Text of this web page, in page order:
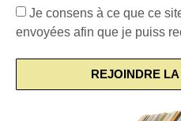
Je consens à ce que ce
envoyées afin que je puiss
REJOINDRE